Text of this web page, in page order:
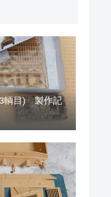
輌目) 製作記